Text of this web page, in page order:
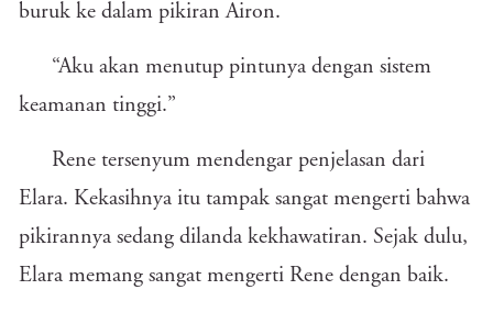
buruk ke dalam pikiran Airon.
“Aku akan menutup pintunya dengan sistem
keamanan tinggi.”
Rene tersenyum mendengar penjelasan dari
Elara. Kekasihnya itu tampak sangat mengerti bahwa
pikirannya sedang dilanda kekhawatiran. Sejak dulu,
Elara memang sangat mengerti Rene dengan baik.